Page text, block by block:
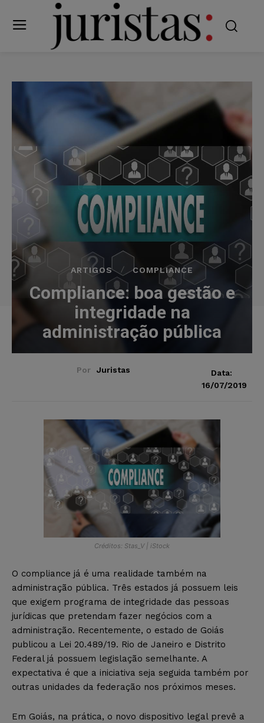
ARTIGOS COMPLIANCE
Compliance: boa gestão e
integridade na
administração pública
Por Juristas
Data:
16/07/2019
Créditos: Stas_V | iStock
O compliance já é uma realidade também na
administração pública. Três estados já possuem leis
que exigem programa de integridade das pessoas
jurídicas que pretendam fazer negócios com a
administração. Recentemente, o estado de Goiás
publicou a Lei 20.489/19. Rio de Janeiro e Distrito
Federal já possuem legislação semelhante. A
expectativa é que a iniciativa seja seguida também por
outras unidades da federação nos próximos meses.
Em Goiás, na prática, o novo dispositivo legal prevê a